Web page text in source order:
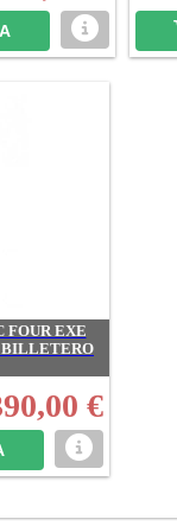
FOUR EXE
BILLETERO
€